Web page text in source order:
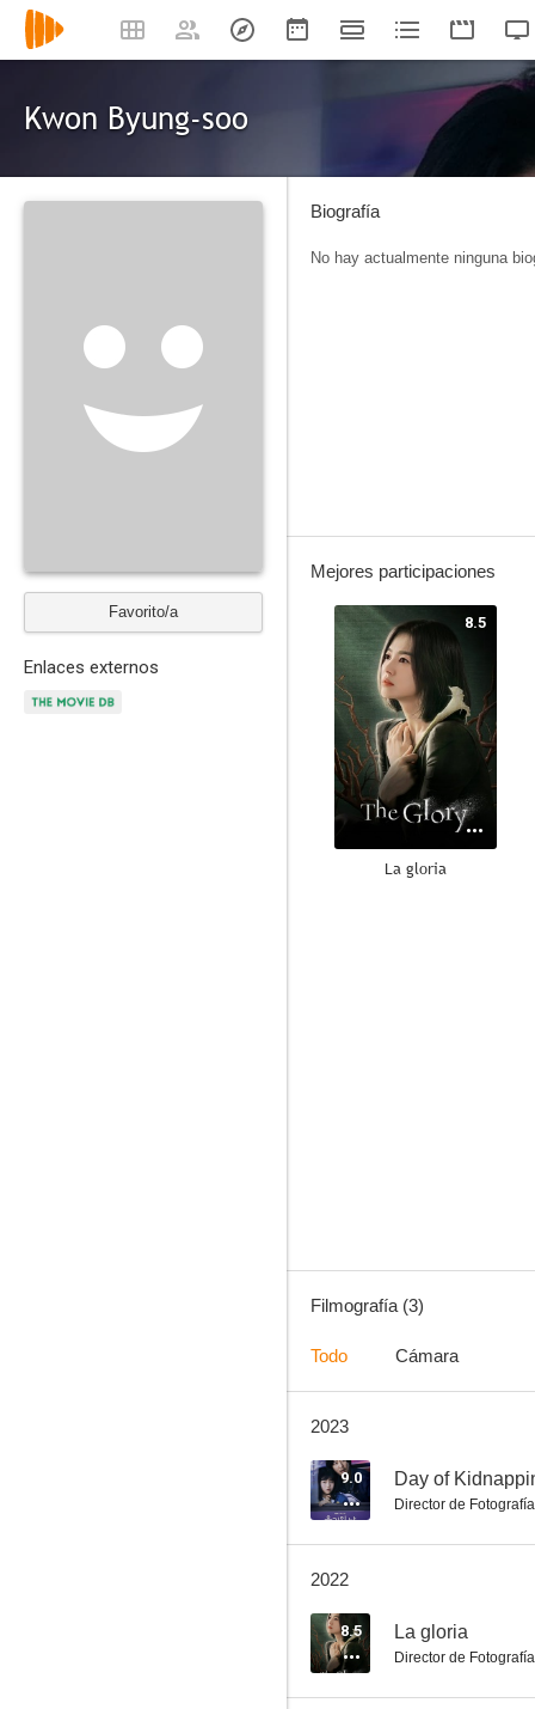
Kwon Byung-soo
Favorito/a
Enlaces externos
Biografía
No hay actualmente ninguna
Mejores participaciones
8.5
La gloria
Filmografía (3)
Todo Cámara
2023
9.0 Day of
Director de Fotografía
2022
8.5 La gloria
Director de Fotografía